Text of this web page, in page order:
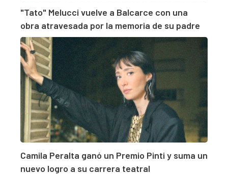
"Tato" Melucci vuelve a Balcarce con una
obra atravesada por la memoria de su padre
Camila Peralta ganó un Premio Pinti y suma un
nuevo logro a su carrera teatral